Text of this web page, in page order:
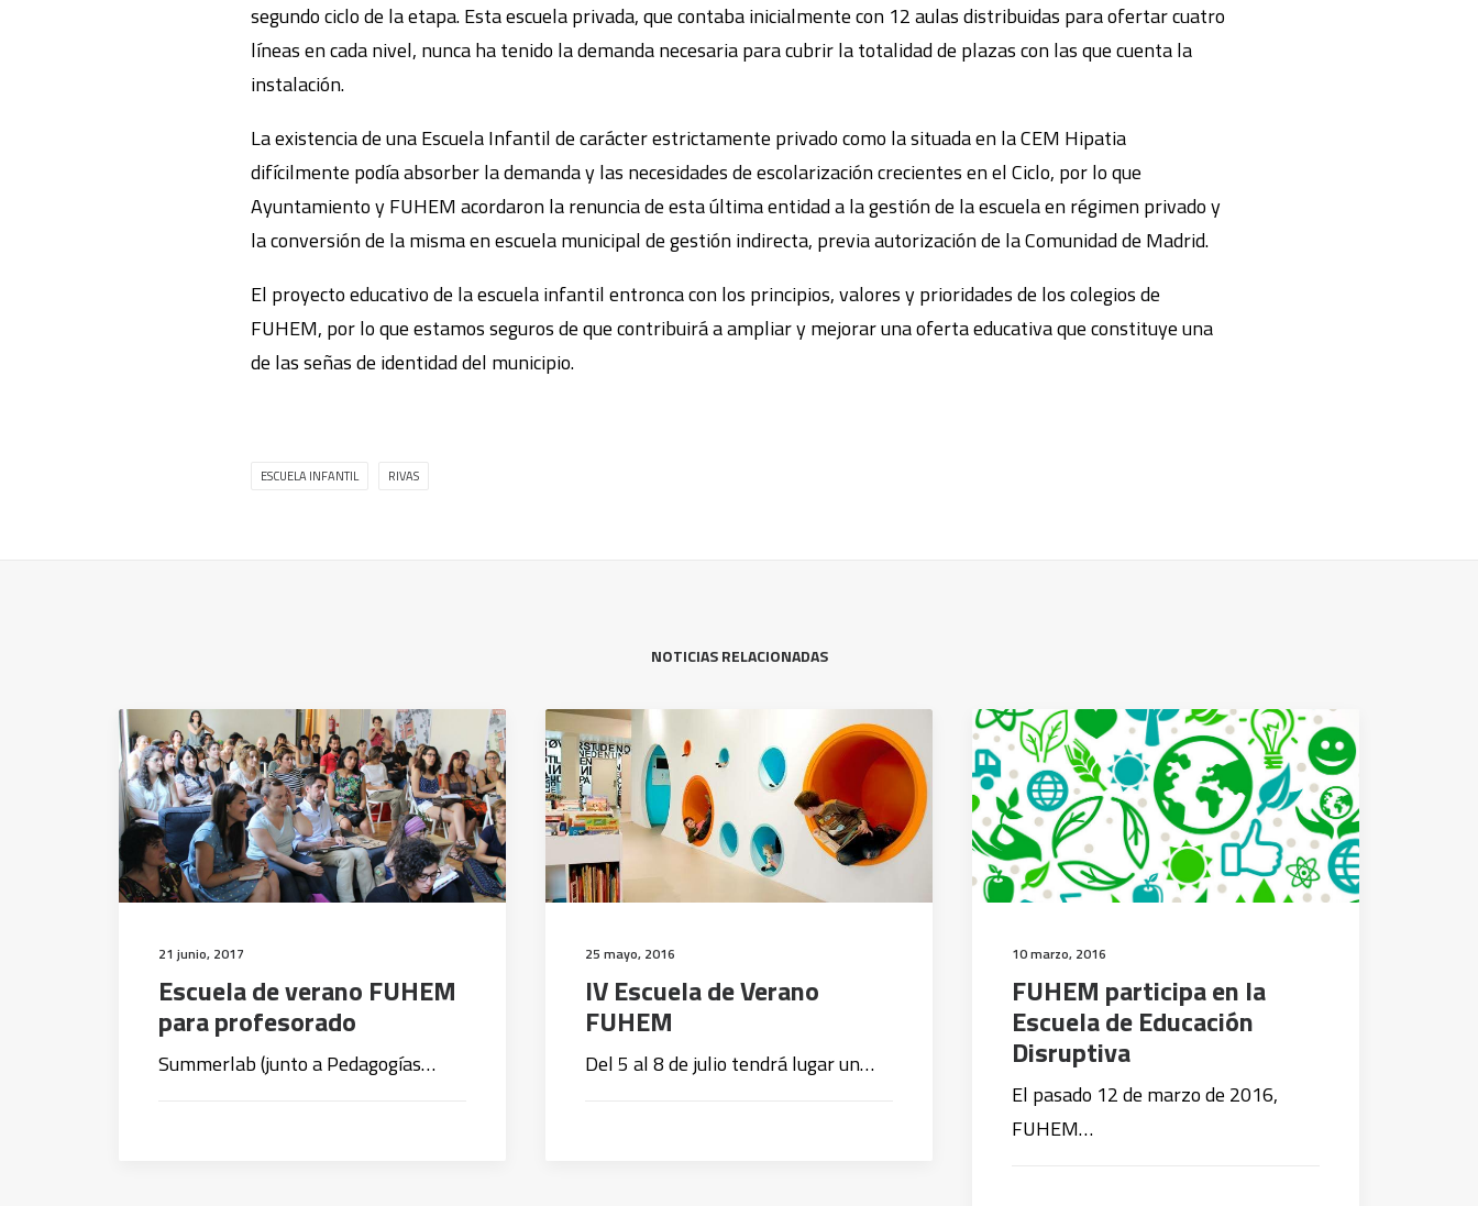
segundo ciclo de la etapa. Esta escuela privada, que contaba inicialmente con 12 aulas distribuidas para ofertar cuatro
líneas en cada nivel, nunca ha tenido la demanda necesaria para cubrir la totalidad de plazas con las que cuenta la
instalación.
La existencia de una Escuela Infantil de carácter estrictamente privado como la situada en la CEM Hipatia
difícilmente podía absorber la demanda y las necesidades de escolarización crecientes en el Ciclo, por lo que
Ayuntamiento y FUHEM acordaron la renuncia de esta última entidad a la gestión de la escuela en régimen privado y
la conversión de la misma en escuela municipal de gestión indirecta, previa autorización de la Comunidad de Madrid.
El proyecto educativo de la escuela infantil entronca con los principios, valores y prioridades de los colegios de
FUHEM, por lo que estamos seguros de que contribuirá a ampliar y mejorar una oferta educativa que constituye una
de las señas de identidad del municipio.
ESCUELA INFANTIL RIVAS
NOTICIAS RELACIONADAS
21 junio, 2017
Escuela de verano FUHEM
para profesorado
Summerlab (junto a Pedagogías…
25 mayo, 2016
IV Escuela de Verano
FUHEM
Del 5 al 8 de julio tendrá lugar un…
10 marzo, 2016
FUHEM participa en la
Escuela de Educación
Disruptiva
El pasado 12 de marzo de 2016,
FUHEM…